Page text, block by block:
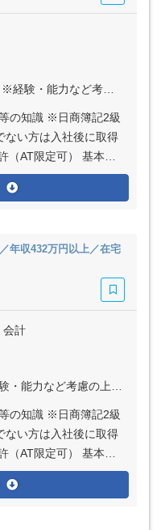
、決定いたします ※残業代は全額支給
の知識 ※日商簿記2級
ない方は入社後に取得
（AT限定可） 基本的
年収432万円以上／在宅
会計
（月30時間分＝5万円～11万円）を含む ※超過分は別途全額支給
の知識 ※日商簿記2級
ない方は入社後に取得
（AT限定可） 基本的